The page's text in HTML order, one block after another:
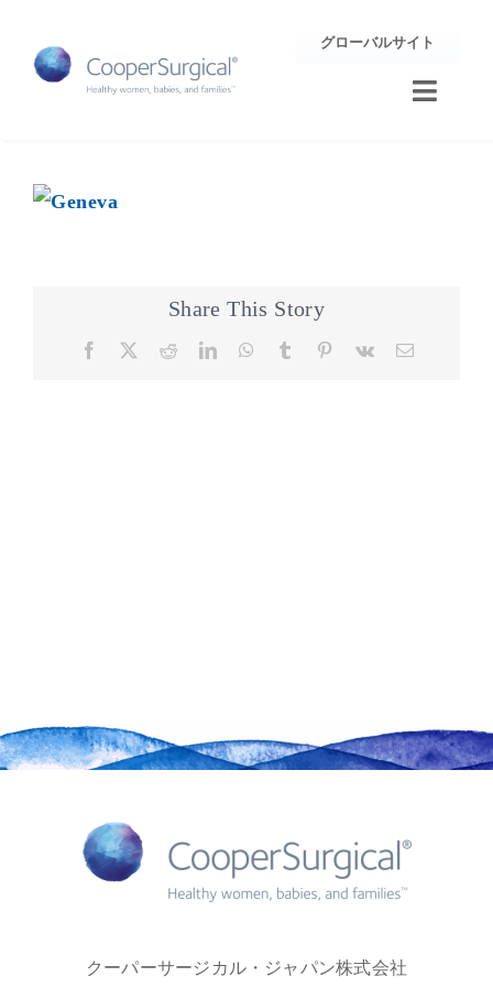
content
グローバルサイト
Toggle
企業情報
お問合せ
Share This Story
Facebook RedditLinkedInWhatsApp
Tumblr Pinterest
Vk Email
クーパーサージカル・ジャパン株式会社